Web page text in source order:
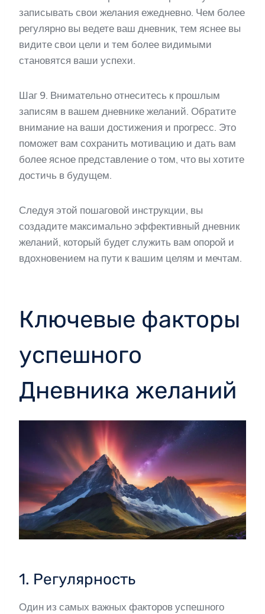
записывать свои желания ежедневно. Чем более
регулярно вы ведете ваш дневник, тем яснее вы
видите свои цели и тем более видимыми
становятся ваши успехи.
Шаг 9. Внимательно отнеситесь к прошлым
записям в вашем дневнике желаний. Обратите
внимание на ваши достижения и прогресс. Это
поможет вам сохранить мотивацию и дать вам
более ясное представление о том, что вы хотите
достичь в будущем.
Следуя этой пошаговой инструкции, вы
создадите максимально эффективный дневник
желаний, который будет служить вам опорой и
вдохновением на пути к вашим целям и мечтам.
Ключевые факторы
успешного
Дневника желаний
1. Регулярность
Один из самых важных факторов успешного